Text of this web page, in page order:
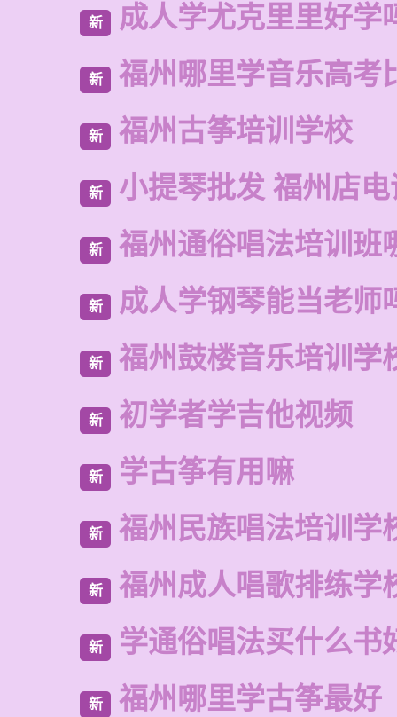
新 成人学尤克里里好学
新 福州哪里学音乐高考
新 福州古筝培训学校
新 小提琴批发 福州店
新 福州通俗唱法培训班
新 成人学钢琴能当老师
新 福州鼓楼音乐培训学
新 初学者学吉他视频
新 学古筝有用嘛
新 福州民族唱法培训学
新 福州成人唱歌排练学
新 学通俗唱法买什么书
新 福州哪里学古筝最好